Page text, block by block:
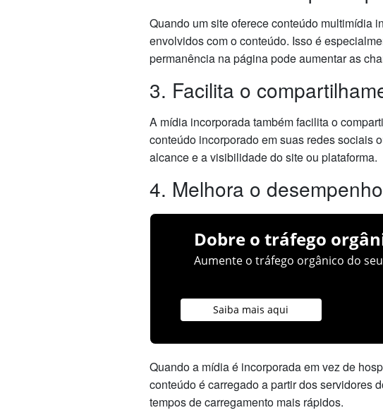
Quando um site oferece conteúdo multimídia
envolvidos com o conteúdo. Isso é
permanência na página pode aumentar as
3. Facilita o
A mídia incorporada também facilita o
conteúdo incorporado em suas redes sociais
alcance e a visibilidade do site ou plataforma.
4. Melhora o
Dobre o tráfego
Aumente o tráfego orgânico do
Saiba mais aqui
Quando a mídia é incorporada em vez de
conteúdo é carregado a partir dos servidores
tempos de carregamento mais rápidos.